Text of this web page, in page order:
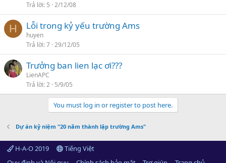
o
Trả lời 5 2/12/08
H Lỗi trong kỷ yếu trường Ams
huyen
Trả lời 7 29/12/05
Trưởng ban lien lạc ơi???
LienAPC
Trả lời 2 5/9/05
You must log in or register to post here.
Dự án kỷ niệm "20 năm thành lập trường Ams"
H-A-O 2019
Tiếng Việt